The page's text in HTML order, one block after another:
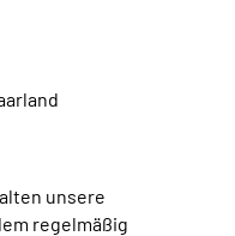
unsere
regelmäßig